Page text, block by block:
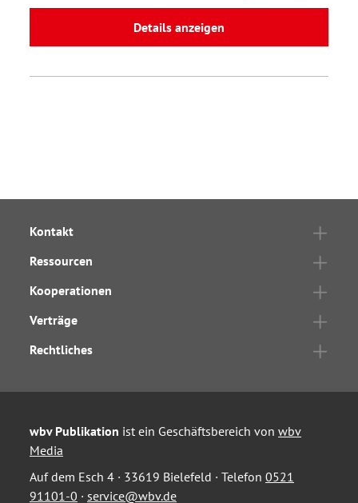
Details anzeigen
Kontakt
Ressourcen
Kooperationen
Verträge
Rechtliches
wbv Publikation ist ein Geschäftsbereich von wbv
Media
Auf dem Esch 4 · 33619 Bielefeld · Telefon 0521
91101-0 · service@wbv.de